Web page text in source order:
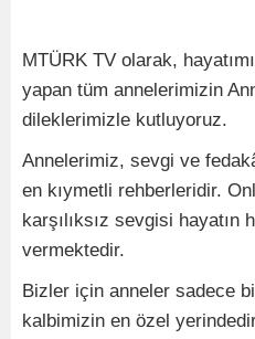
MTÜRK TV olarak,
yapan tüm annelerimizin
dileklerimizle kutluyoruz.
Annelerimiz, sevgi ve
en kıymetli rehberleridir.
karşılıksız sevgisi hayatın
vermektedir.
Bizler için anneler sadece
kalbimizin en özel